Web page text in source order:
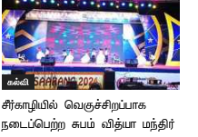
கல்வி
சீர்காழியில் வெகுச்சிறப்பாக
நடைப்பெற்ற சுபம் வித்யா மந்திர்